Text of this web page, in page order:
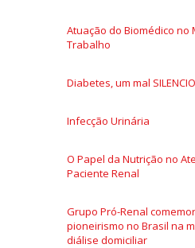
Atuação do Biomédico no
Trabalho
Diabetes, um mal
Infecção Urinária
O Papel da Nutrição no
Paciente Renal
Grupo Pró-Renal
pioneirismo no Brasil na
diálise domiciliar